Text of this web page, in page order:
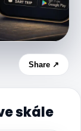
Share ↗
skále